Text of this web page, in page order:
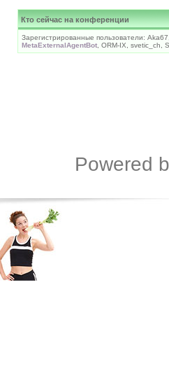
Кто сейчас на конференции
Зарегистрированные пользователи: Aka67,
MetaExternalAgentBot , ORM-IX, svetic_ch,
Powered